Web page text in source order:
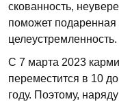
скованность,
поможет подаренная
целеустремленность.
С 7 марта 2023
переместится в 10
году. Поэтому,